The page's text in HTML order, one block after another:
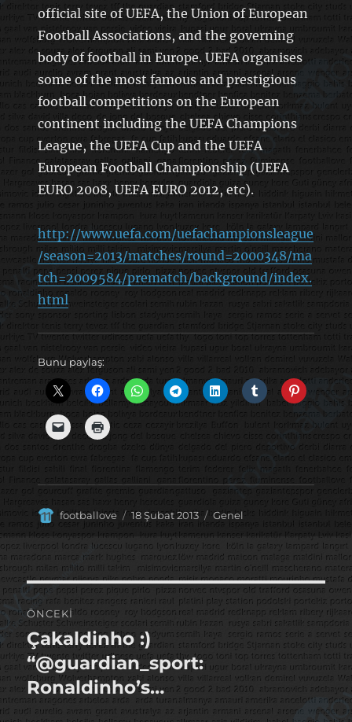
official site of UEFA, the Union of European
Football Associations, and the governing
body of football in Europe. UEFA organises
some of the most famous and prestigious
football competitions on the European
continent including the UEFA Champions
League, the UEFA Cup and the UEFA
European Football Championship (UEFA
EURO 2008, UEFA EURO 2012, etc).
http://www.uefa.com/uefachampionsleague
/season=2013/matches/round=2000348/ma
tch=2009584/prematch/background/index.
html
Bunu paylaş:
Yazar
footballove
Yayın
18 Şubat 2013 Kategoriler
Genel
Yazı
gezinmesi
ÖNCEKI
Önceki
yazı:
Çakaldinho :)
“@guardian_sport:
Ronaldinho’s…